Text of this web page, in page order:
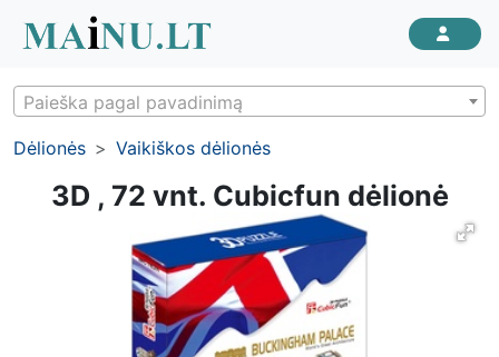
Paieška pagal pavadinimą
Dėlionės Vaikiškos dėlionės
3D , 72 vnt. Cubicfun dėlionė